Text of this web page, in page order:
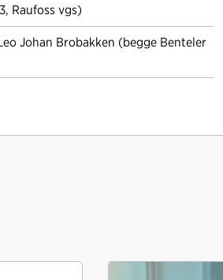
Raufoss vgs)
Johan Brobakken (begge Benteler